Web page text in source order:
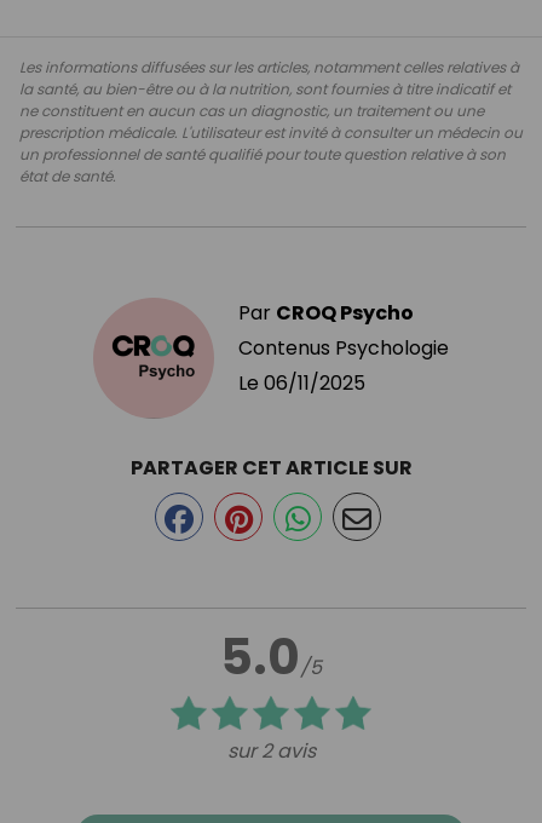
Les informations diffusées sur les articles, notamment celles relatives à
la santé, au bien-être ou à la nutrition, sont fournies à titre indicatif et
ne constituent en aucun cas un diagnostic, un traitement ou une
prescription médicale. L'utilisateur est invité à consulter un médecin ou
un professionnel de santé qualifié pour toute question relative à son
état de santé.
Par CROQ Psycho
Contenus Psychologie
Le 06/11/2025
5.0/5
sur 2 avis
PARTAGER CET ARTICLE SUR